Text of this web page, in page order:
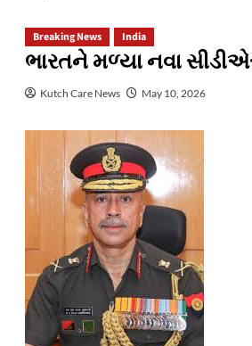
Breaking News India
ભારતને મળ્યા નવા
Kutch Care News May 10, 2026